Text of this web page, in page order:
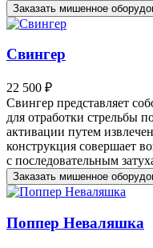
Заказать мишенное
Свингер
22 500 ₽
Свингер представляет
для отработки стрельбы
активации путем
конструкция совершает
с последовательным
Заказать мишенное
Поппер Неваляшка